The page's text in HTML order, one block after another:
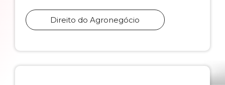
Direito do Agronegócio